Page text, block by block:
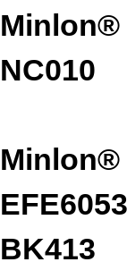
Minlon®
NC010
Minlon®
EFE6053
BK413